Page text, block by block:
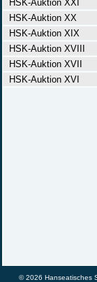
HSK-Auktion XXI
HSK-Auktion XX
HSK-Auktion XIX
HSK-Auktion XVIII
HSK-Auktion XVII
HSK-Auktion XVI
© 2026 Hanseatisches